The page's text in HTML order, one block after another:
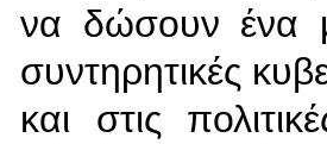
να δώσουν ένα
συντηρητικές
και στις